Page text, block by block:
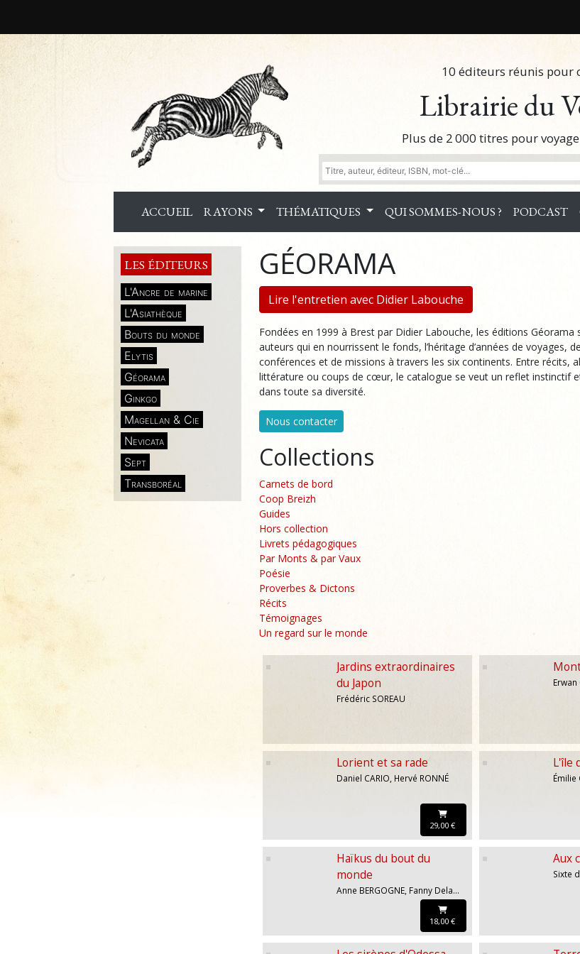
10 éditeurs réunis pour
Librairie du
Plus de 2 000 titres pour
ACCUEIL RAYONS THÉMATIQUES QUI SOMMES-NOUS ? PODCAST
LES ÉDITEURS
L'Ancre de marine
L'Asiathèque
Bouts du monde
Elytis
Géorama
Ginkgo
Magellan & Cie
Nevicata
Sept
Transboréal
GÉORAMA
Lire l'entretien avec Didier Labouche
Fondées en 1999 à Brest par Didier Labouche, les éditions Géorama
auteurs qui en nourrissent le fonds, l’héritage d’années de voyages,
conférences et de missions à travers les six continents. Entre récits,
littérature ou coups de cœur, le catalogue se veut un reflet instinctif
dans toute sa diversité.
Nous contacter
Collections
Carnets de bord
Coop Breizh
Guides
Hors collection
Livrets pédagogiques
Par Monts & par Vaux
Poésie
Proverbes & Dictons
Récits
Témoignages
Un regard sur le monde
Jardins extraordinaires
du Japon
Frédéric SOREAU
Lorient et sa rade
Daniel CARIO, Hervé RONNÉ
29,00 €
L'île
Émilie
Haïkus du bout du
monde
Anne BERGOGNE, Fanny Delapluie
18,00 €
Aux
Sixte